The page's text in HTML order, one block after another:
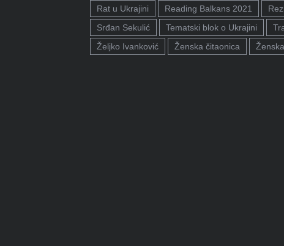
Rat u Ukrajini
Reading Balkans 2021
Srđan Sekulić
Tematski blok o Ukrajini
Željko Ivanković
Ženska čitaonica